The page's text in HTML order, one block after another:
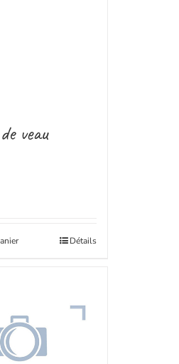
veau
Détails